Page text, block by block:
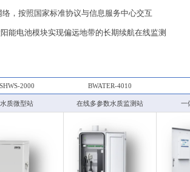
络，按照国家标准协议与信息服务中心交互
能电池模块实现偏远地带的长期续航在线监测
SHWS-2000 BWATER-4010
水质微型站 在线多参数水质监测站 一